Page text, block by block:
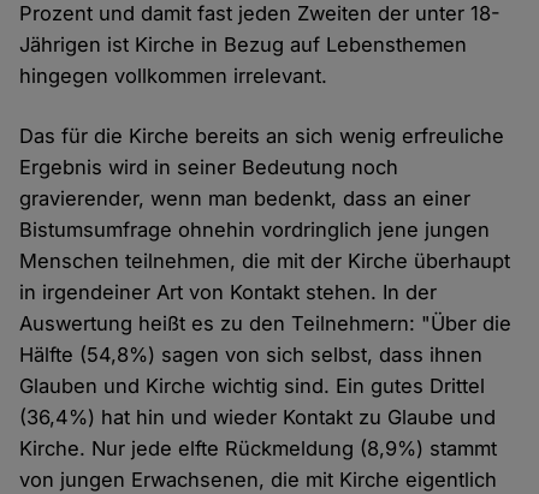
Prozent und damit fast jeden Zweiten der unter 18-
Jährigen ist Kirche in Bezug auf Lebensthemen
hingegen vollkommen irrelevant.
Das für die Kirche bereits an sich wenig erfreuliche
Ergebnis wird in seiner Bedeutung noch
gravierender, wenn man bedenkt, dass an einer
Bistumsumfrage ohnehin vordringlich jene jungen
Menschen teilnehmen, die mit der Kirche überhaupt
in irgendeiner Art von Kontakt stehen. In der
Auswertung heißt es zu den Teilnehmern: "Über die
Hälfte (54,8%) sagen von sich selbst, dass ihnen
Glauben und Kirche wichtig sind. Ein gutes Drittel
(36,4%) hat hin und wieder Kontakt zu Glaube und
Kirche. Nur jede elfte Rückmeldung (8,9%) stammt
von jungen Erwachsenen, die mit Kirche eigentlich